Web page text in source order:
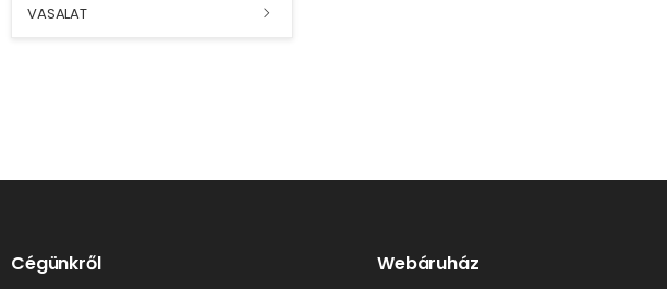
VASALAT
Cégünkről Webáruház